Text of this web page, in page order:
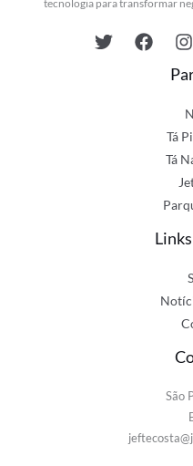
tecnologia para transformar
Tá
Tá
São